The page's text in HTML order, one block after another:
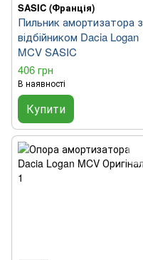
SASIC (Франція)
Пильник амортизатора з
відбійником Dacia Logan
MCV SASIC
406 грн
В наявності
Купити